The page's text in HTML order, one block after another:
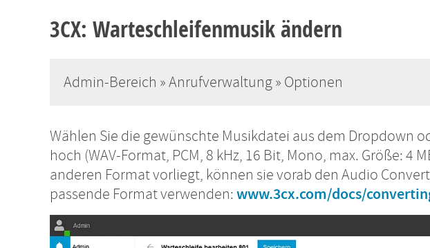
3CX: Warteschleifenmusik ändern
Admin-Bereich » Anrufverwaltung » Optionen
Wählen Sie die gewünschte Musikdatei aus dem Dropdown
hoch (WAV-Format, PCM, 8 kHz, 16 Bit, Mono, max. Größe: 4
anderen Format vorliegt, können sie vorab den Audio
passende Format verwenden:www.3cx.com/docs/